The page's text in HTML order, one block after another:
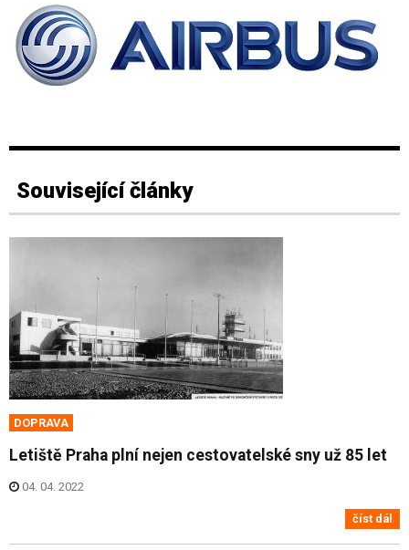
Související články
DOPRAVA
Letiště Praha plní nejen cestovatelské sny už 85 let
04. 04. 2022
číst dál